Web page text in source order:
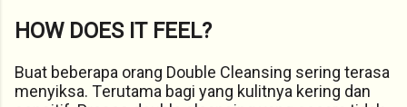
HOW DOES IT FEEL?
Buat beberapa orang Double Cleansing sering terasa
menyiksa. Terutama bagi yang kulitnya kering dan